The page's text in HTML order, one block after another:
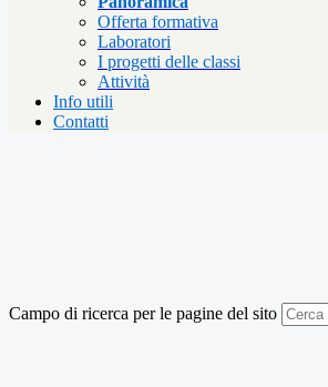
Offerta formativa
Laboratori
I progetti delle classi
Attività
Info utili
Contatti
Campo di ricerca per le pagine del sito